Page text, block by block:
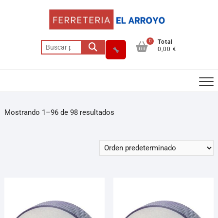
0
Total
0,00 €
Mostrando 1–96 de 98 resultados